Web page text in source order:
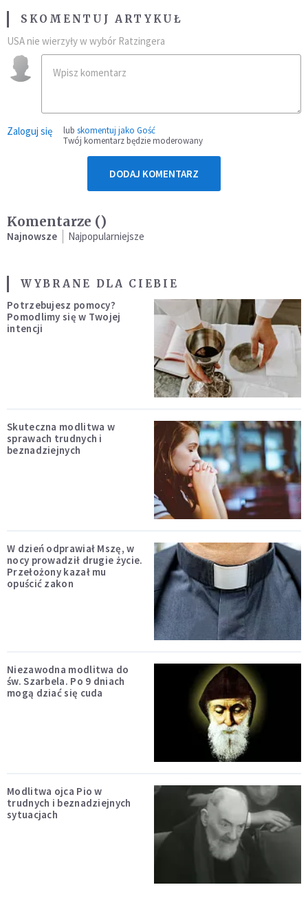
SKOMENTUJ ARTYKUŁ
USA nie wierzyły w wybór Ratzingera
Zaloguj się lub skomentuj jako Gość
Twój komentarz będzie moderowany
DODAJ KOMENTARZ
Komentarze ()
Najnowsze Najpopularniejsze
WYBRANE DLA CIEBIE
Potrzebujesz pomocy?
Pomodlimy się w Twojej
intencji
Skuteczna modlitwa w
sprawach trudnych i
beznadziejnych
W dzień odprawiał Mszę, w
nocy prowadził drugie życie.
Przełożony kazał mu
opuścić zakon
Niezawodna modlitwa do
św. Szarbela. Po 9 dniach
mogą dziać się cuda
Modlitwa ojca Pio w
trudnych i beznadziejnych
sytuacjach